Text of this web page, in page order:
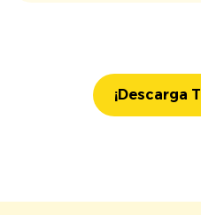
¡Descarga